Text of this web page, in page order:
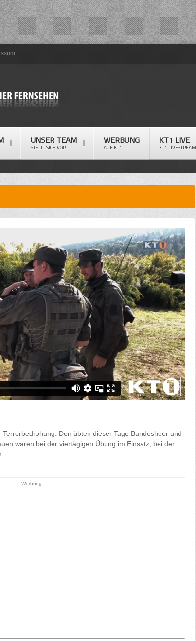
UNSER TEAM
STELLT SICH VOR
WERBUNG
AUF KT1
KT1 LIVE
KT1 LIVESTREAM
Den übten dieser Tage Bundesheer und
waren bei der viertägigen Übung im Einsatz, bei der
Werbung